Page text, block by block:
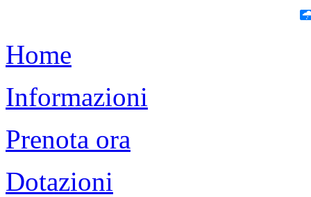
Home
Informazioni
Prenota ora
Dotazioni